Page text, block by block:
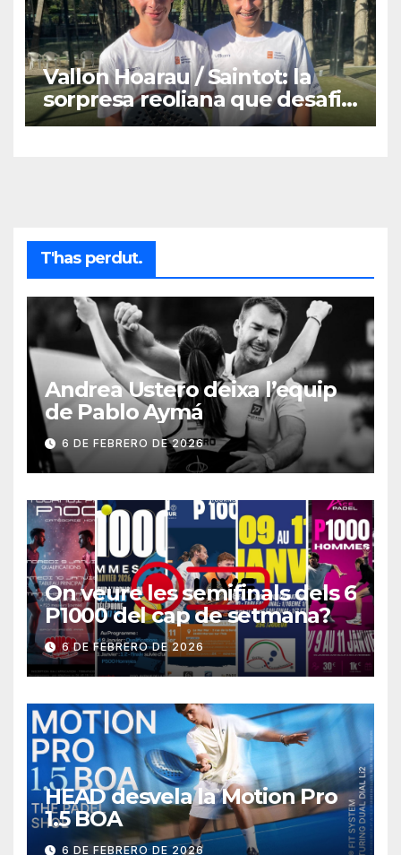
Vallon Hoarau / Saintot: la
sorpresa reoliana que desafia
la cap de sèrie 1
T'has perdut.
Andrea Ustero deixa l’equip
de Pablo Aymá
6 DE FEBRERO DE 2026
On veure les semifinals dels 6
P1000 del cap de setmana?
6 DE FEBRERO DE 2026
HEAD desvela la Motion Pro
1.5 BOA
6 DE FEBRERO DE 2026